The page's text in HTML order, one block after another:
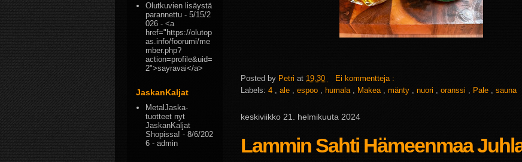
Posted by Petri at 19.30
Ei kommentteja :
Labels: 4 ale espoo humala Makea mänty nuori oranssi Pale sauna
keskiviikko 21. helmikuuta 2024
Lammin Sahti Hämeenmaa
Olutkuvien lisäystä
parannettu - 5/15/2
026 - <a
href="https://olutop
as.info/foorumi/me
mber.php?
action=profile&uid=
2">sayravai</a>
JaskanKaljat
MetalJaska-
tuotteet nyt
JaskanKaljat
Shopissa! - 8/6/202
6 - admin